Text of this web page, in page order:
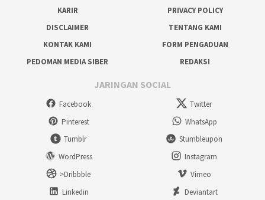
KARIR
PRIVACY POLICY
DISCLAIMER
TENTANG KAMI
KONTAK KAMI
FORM PENGADUAN
PEDOMAN MEDIA SIBER
REDAKSI
JARINGAN SOCIAL
Facebook
Twitter
Pinterest
WhatsApp
Tumblr
Stumbleupon
WordPress
Instagram
>Dribbble
Vimeo
Linkedin
Deviantart